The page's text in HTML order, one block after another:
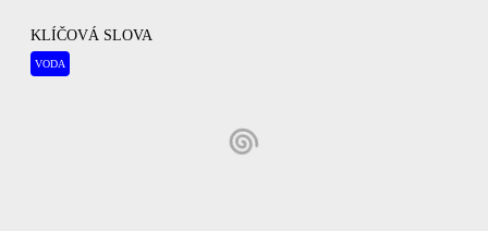
KLÍČOVÁ SLOVA
VODA